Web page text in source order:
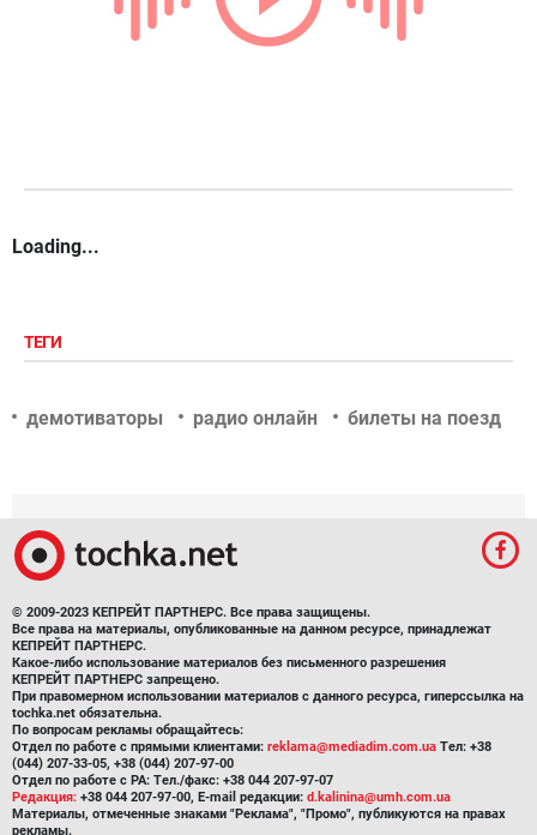
Loading...
ТЕГИ
демотиваторы радио онлайн билеты на поезд
© 2009-2023 КЕПРЕЙТ ПАРТНЕРС. Все права защищены.
Все права на материалы, опубликованные на данном ресурсе, принадлежат
КЕПРЕЙТ ПАРТНЕРС.
Какое-либо использование материалов без письменного разрешения
КЕПРЕЙТ ПАРТНЕРС запрещено.
При правомерном использовании материалов с данного ресурса, гиперссылка на
tochka.net обязательна.
По вопросам рекламы обращайтесь:
Отдел по работе с прямыми клиентами: reklama@mediadim.com.ua Тел: +38
(044) 207-33-05, +38 (044) 207-97-00
Отдел по работе с РА: Тел./факс: +38 044 207-97-07
Редакция: +38 044 207-97-00, E-mail редакции: d.kalinina@umh.com.ua
Материалы, отмеченные знаками "Реклама", "Промо", публикуются на правах
рекламы.